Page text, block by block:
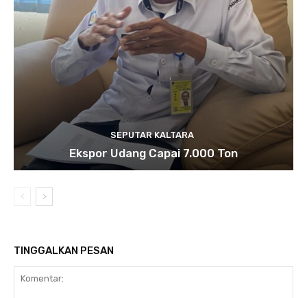
SEPUTAR KALTARA
Ekspor Udang Capai 7.000 Ton
TINGGALKAN PESAN